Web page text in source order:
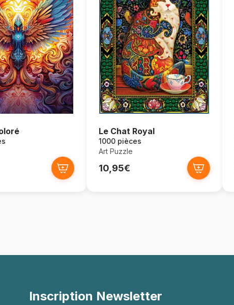
Le Chat Royal
1000 pièces
Art Puzzle
10,95€
Inscription Newsletter